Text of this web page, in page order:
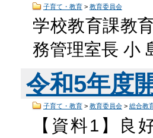
子育て・教育> 教育委員会
学校教育課教
務管理室長 小
令和5年度
子育て・教育> 教育委員会> 総合教
【資料1】良